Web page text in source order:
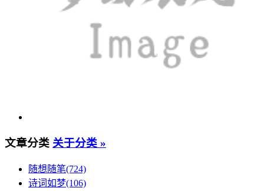
文章分类 关于分类 »
随想随笔(724)
诗词如梦(106)